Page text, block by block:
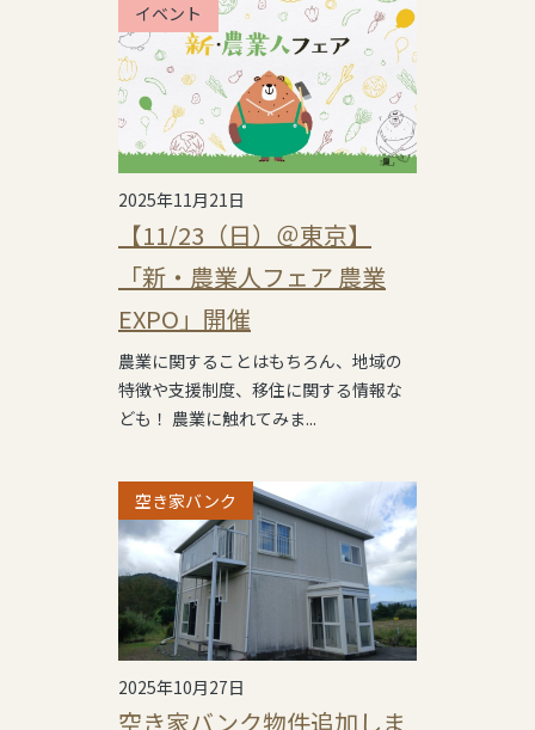
イベント
2025年11月21日
【11/23（日）＠東京】
「新・農業人フェア 農業
EXPO」開催
農業に関することはもちろん、地域の
特徴や支援制度、移住に関する情報な
ども！ 農業に触れてみま...
空き家バンク
2025年10月27日
空き家バンク物件追加しま